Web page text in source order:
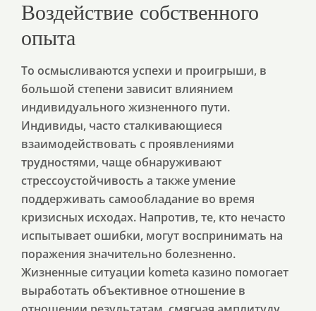
Воздействие собственного
опыта
То осмысливаются успехи и проигрыши, в
большой степени зависит влиянием
индивидуального жизненного пути.
Индивиды, часто сталкивающиеся
взаимодействовать с проявлениями
трудностями, чаще обнаруживают
стрессоустойчивость а также умение
поддерживать самообладание во время
кризисных исходах. Напротив, те, кто нечасто
испытывает ошибки, могут воспринимать на
поражения значительно болезненно.
Жизненные ситуации kometa казино помогает
выработать объективное отношение в